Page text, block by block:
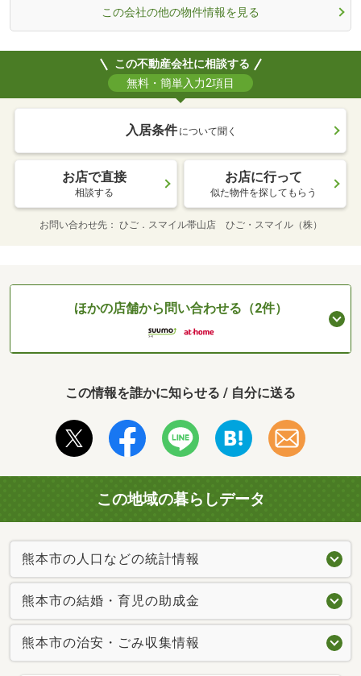
この会社の他の物件情報を見る
この不動産会社に相談する
無料・簡単入力2項目
入居条件 について聞く
お店で直接
相談する
お店に行って
似た物件を探してもらう
お問い合わせ先 ひご．スマイル帯山店 ひご・スマイル（株）
ほかの店舗から問い合わせる（2件）
この情報を誰かに知らせる / 自分に送る
この地域の暮らしデータ
熊本市の人口などの統計情報
熊本市の結婚・育児の助成金
熊本市の治安・ごみ収集情報